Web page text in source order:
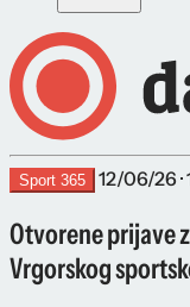
Sport 365 12/06/26 ·
Otvorene prijave
Vrgorskog